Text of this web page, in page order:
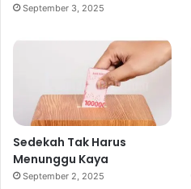
September 3, 2025
Sedekah Tak Harus
Menunggu Kaya
September 2, 2025